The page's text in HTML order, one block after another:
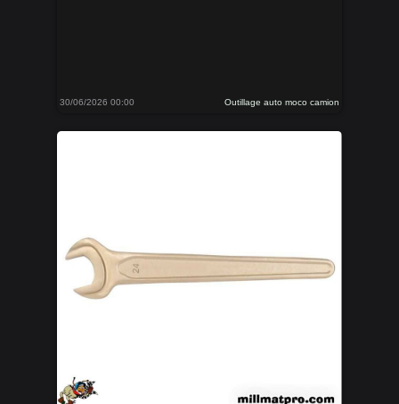
30/06/2026 00:00 Outillage auto moco camion